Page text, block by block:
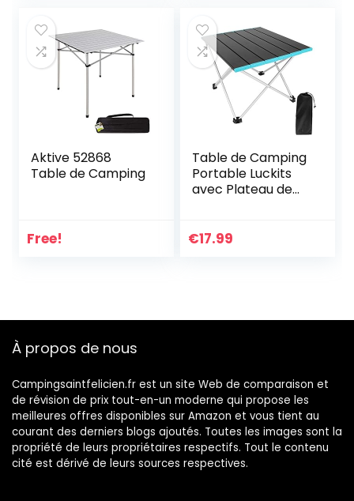
barbecue,
randonnée,
voyage, bureau à
domicile
Aktive 52868
Table de Camping
Free!
Table de Camping
Portable Luckits
avec Plateau de
de Transport,
Usage
€17.99
À propos de nous
Campingsaintfelicien.fr est un site Web de comparaison et
de révision de prix tout-en-un moderne qui propose les
meilleures offres disponibles sur Amazon et vous tient au
courant des derniers blogs ajoutés. Toutes les images sont la
propriété de leurs propriétaires respectifs. Tout le contenu
cité est dérivé de leurs sources respectives.